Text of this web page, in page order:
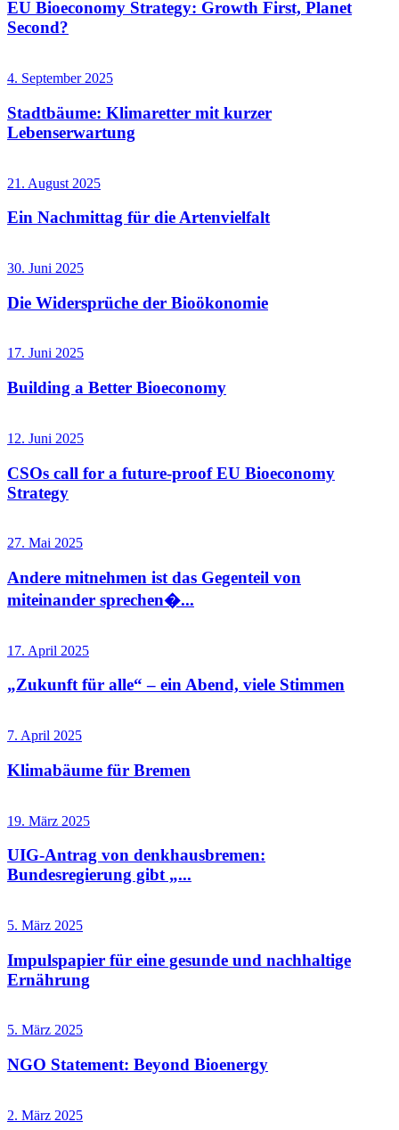
EU Bioeconomy Strategy: Growth First, Planet
Second?
4. September 2025
Stadtbäume: Klimaretter mit kurzer
Lebenserwartung
21. August 2025
Ein Nachmittag für die Artenvielfalt
30. Juni 2025
Die Widersprüche der Bioökonomie
17. Juni 2025
Building a Better Bioeconomy
12. Juni 2025
CSOs call for a future-proof EU Bioeconomy
Strategy
27. Mai 2025
Andere mitnehmen ist das Gegenteil von
miteinander sprechen�...
17. April 2025
„Zukunft für alle“ – ein Abend, viele Stimmen
7. April 2025
Klimabäume für Bremen
19. März 2025
UIG-Antrag von denkhausbremen:
Bundesregierung gibt „...
5. März 2025
Impulspapier für eine gesunde und nachhaltige
Ernährung
5. März 2025
NGO Statement: Beyond Bioenergy
2. März 2025